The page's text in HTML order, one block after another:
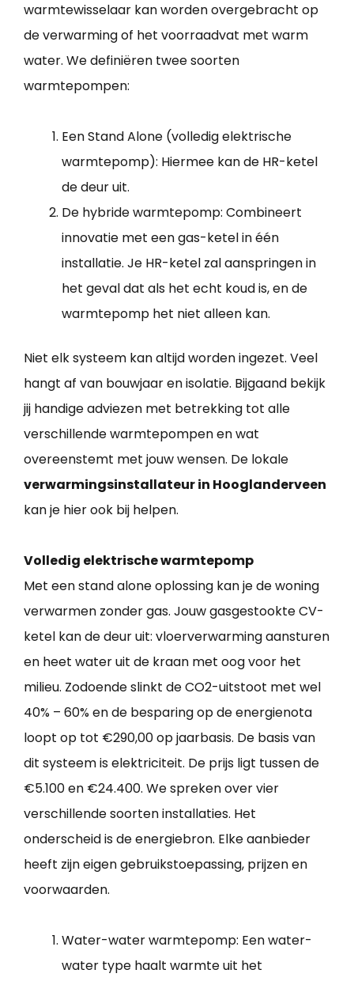
warmtewisselaar kan worden overgebracht op
de verwarming of het voorraadvat met warm
water. We definiëren twee soorten
warmtepompen:
Een Stand Alone (volledig elektrische
warmtepomp): Hiermee kan de HR-ketel
de deur uit.
De hybride warmtepomp: Combineert
innovatie met een gas-ketel in één
installatie. Je HR-ketel zal aanspringen in
het geval dat als het echt koud is, en de
warmtepomp het niet alleen kan.
Niet elk systeem kan altijd worden ingezet. Veel
hangt af van bouwjaar en isolatie. Bijgaand bekijk
jij handige adviezen met betrekking tot alle
verschillende warmtepompen en wat
overeenstemt met jouw wensen. De lokale
verwarmingsinstallateur in Hooglanderveen
kan je hier ook bij helpen.
Volledig elektrische warmtepomp
Met een stand alone oplossing kan je de woning
verwarmen zonder gas. Jouw gasgestookte CV-
ketel kan de deur uit: vloerverwarming aansturen
en heet water uit de kraan met oog voor het
milieu. Zodoende slinkt de CO2-uitstoot met wel
40% – 60% en de besparing op de energienota
loopt op tot €290,00 op jaarbasis. De basis van
dit systeem is elektriciteit. De prijs ligt tussen de
€5.100 en €24.400. We spreken over vier
verschillende soorten installaties. Het
onderscheid is de energiebron. Elke aanbieder
heeft zijn eigen gebruikstoepassing, prijzen en
voorwaarden.
Water-water warmtepomp: Een water-
water type haalt warmte uit het